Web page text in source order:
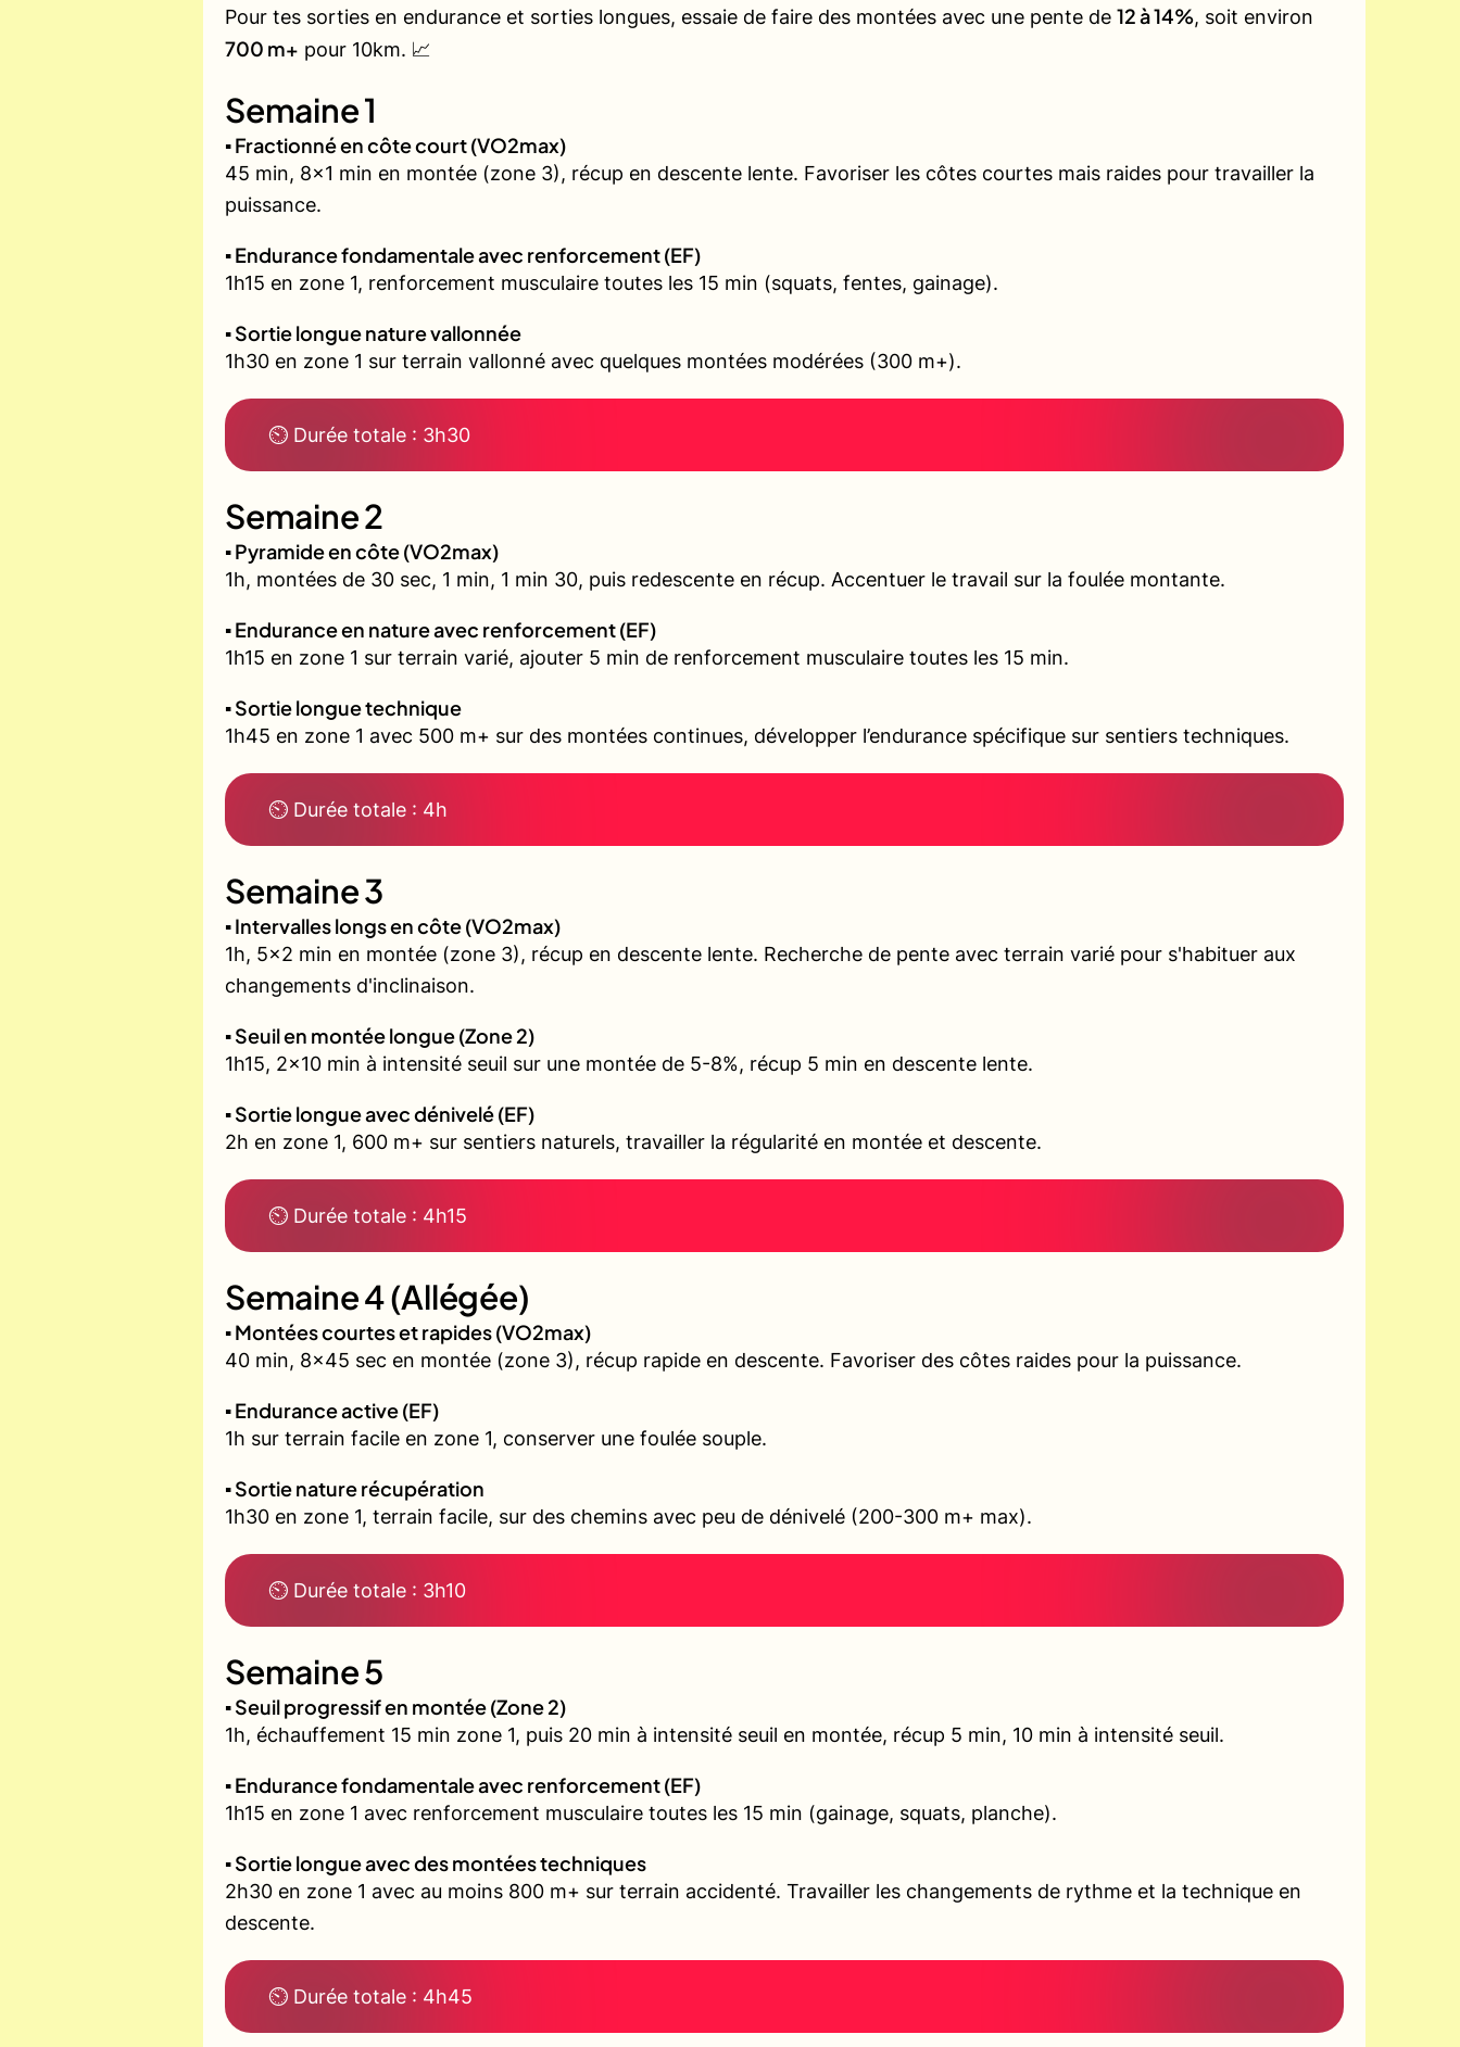
Pour tes sorties en endurance et sorties longues, essaie de faire des montées avec une pente de 12 à 14%, soit environ
700 m+ pour 10km. 📈
Semaine 1
▪️ Fractionné en côte court (VO2max)
45 min, 8x1 min en montée (zone 3), récup en descente lente. Favoriser les côtes courtes mais raides pour travailler la
puissance.
▪️ Endurance fondamentale avec renforcement (EF)
1h15 en zone 1, renforcement musculaire toutes les 15 min (squats, fentes, gainage).
▪️ Sortie longue nature vallonnée
1h30 en zone 1 sur terrain vallonné avec quelques montées modérées (300 m+).
⏲ Durée totale : 3h30
Semaine 2
▪️ Pyramide en côte (VO2max)
1h, montées de 30 sec, 1 min, 1 min 30, puis redescente en récup. Accentuer le travail sur la foulée montante.
▪️ Endurance en nature avec renforcement (EF)
1h15 en zone 1 sur terrain varié, ajouter 5 min de renforcement musculaire toutes les 15 min.
▪️ Sortie longue technique
1h45 en zone 1 avec 500 m+ sur des montées continues, développer l’endurance spécifique sur sentiers techniques.
⏲ Durée totale : 4h
Semaine 3
▪️ Intervalles longs en côte (VO2max)
1h, 5x2 min en montée (zone 3), récup en descente lente. Recherche de pente avec terrain varié pour s'habituer aux
changements d'inclinaison.
▪️ Seuil en montée longue (Zone 2)
1h15, 2x10 min à intensité seuil sur une montée de 5-8%, récup 5 min en descente lente.
▪️ Sortie longue avec dénivelé (EF)
2h en zone 1, 600 m+ sur sentiers naturels, travailler la régularité en montée et descente.
⏲ Durée totale : 4h15
Semaine 4 (Allégée)
▪️ Montées courtes et rapides (VO2max)
40 min, 8x45 sec en montée (zone 3), récup rapide en descente. Favoriser des côtes raides pour la puissance.
▪️ Endurance active (EF)
1h sur terrain facile en zone 1, conserver une foulée souple.
▪️ Sortie nature récupération
1h30 en zone 1, terrain facile, sur des chemins avec peu de dénivelé (200-300 m+ max).
⏲ Durée totale : 3h10
Semaine 5
▪️ Seuil progressif en montée (Zone 2)
1h, échauffement 15 min zone 1, puis 20 min à intensité seuil en montée, récup 5 min, 10 min à intensité seuil.
▪️ Endurance fondamentale avec renforcement (EF)
1h15 en zone 1 avec renforcement musculaire toutes les 15 min (gainage, squats, planche).
▪️ Sortie longue avec des montées techniques
2h30 en zone 1 avec au moins 800 m+ sur terrain accidenté. Travailler les changements de rythme et la technique en
descente.
⏲ Durée totale : 4h45